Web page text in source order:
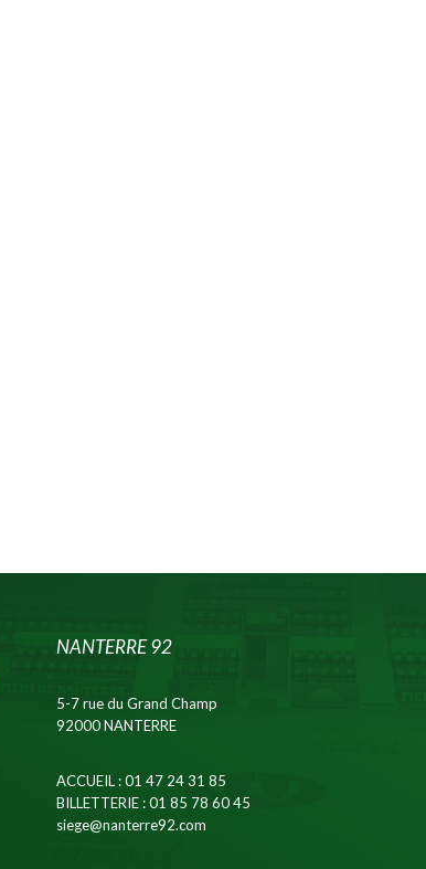
NANTERRE 92
5-7 rue du Grand Champ
92000 NANTERRE
ACCUEIL : 01 47 24 31 85
BILLETTERIE : 01 85 78 60 45
siege@nanterre92.com